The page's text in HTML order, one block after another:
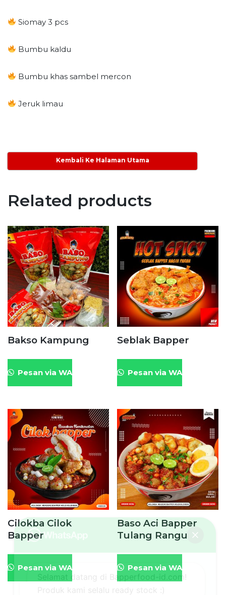
Siomay 3 pcs
Bumbu kaldu
Bumbu khas sambel mercon
Jeruk limau
Kembali Ke Halaman Utama
Related products
Bakso Kampung
Pesan via WA
Seblak Bapper
Pesan via WA
Cilokba Cilok
Bapper
Pesan via WA
Baso Aci Bapper
Tulang Rangu
Pesan via WA
Selamat datang di Bapperfood-id.com!
Produk kami selalu ready stock :)